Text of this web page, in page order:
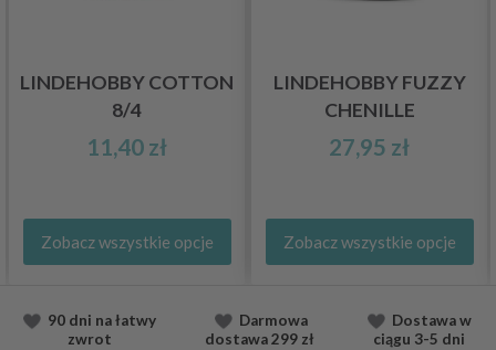
LINDEHOBBY COTTON
8/4
11,40 zł
Zobacz wszystkie opcje
LINDEHOBBY FUZZY
CHENILLE
27,95 zł
Zobacz wszystkie opcje
90 dni na łatwy
zwrot
Darmowa
dostawa299 zł
Dostawaw
ciągu 3-5 dni